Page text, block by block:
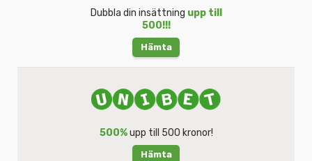
Dubbla din insättning upp till
500!!!
Hämta
500%upp till 500 kronor!
Hämta